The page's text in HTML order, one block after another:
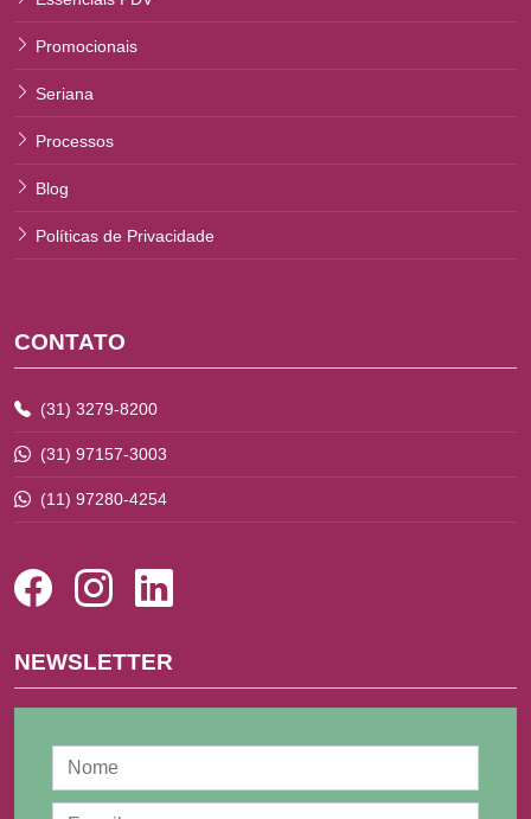
Promocionais
Seriana
Processos
Blog
Políticas de Privacidade
CONTATO
(31) 3279-8200
(31) 97157-3003
(11) 97280-4254
NEWSLETTER